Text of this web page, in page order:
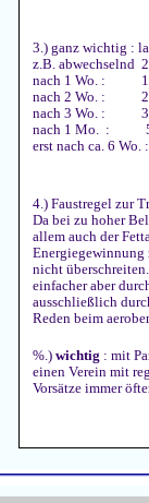
3.) ganz wichtig :
z.B. abwechselnd
nach 1 Wo. : 1
nach 2 Wo. : 2
nach 3 Wo. : 3
nach 1 Mo. : 5
erst nach ca. 6 Wo.
4.) Faustregel zur
Da bei zu hoher
allem auch der
Energiegewinnung
nicht
einfacher aber
ausschließlich
Reden beim
%.) wichtig : mit
einen Verein mit
Vorsätze immer